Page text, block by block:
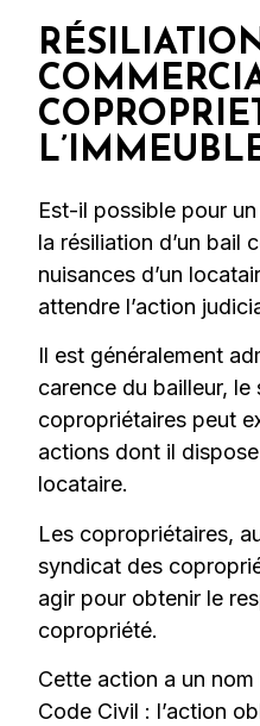
Est-il possible pour
la résiliation d’un bail
nuisances d’un
attendre l’action
Il est généralement
carence du bailleur,
copropriétaires peut
actions dont il
locataire.
Les copropriétaires,
syndicat des
agir pour obtenir le
copropriété.
Cette action a un
Code Civil : l’action